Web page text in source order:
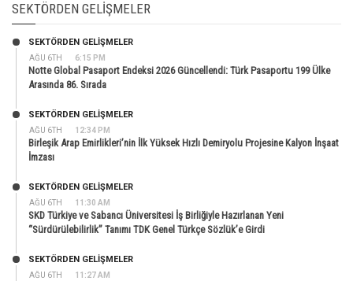
SEKTÖRDEN GELIŞMELER
AĞU 6TH 6:15 PM
SEKTÖRDEN GELIŞMELER
Notte Global Pasaport Endeksi 2026 Güncellendi: Türk Pasaportu 199 Ülke
Arasında 86. Sırada
AĞU 6TH 12:34 PM
SEKTÖRDEN GELIŞMELER
Birleşik Arap Emirlikleri’nin İlk Yüksek Hızlı Demiryolu Projesine Kalyon İnşaat
İmzası
AĞU 6TH 11:30 AM
SEKTÖRDEN GELIŞMELER
SKD Türkiye ve Sabancı Üniversitesi İş Birliğiyle Hazırlanan Yeni
“Sürdürülebilirlik” Tanımı TDK Genel Türkçe Sözlük’e Girdi
AĞU 6TH 11:27 AM
SEKTÖRDEN GELIŞMELER